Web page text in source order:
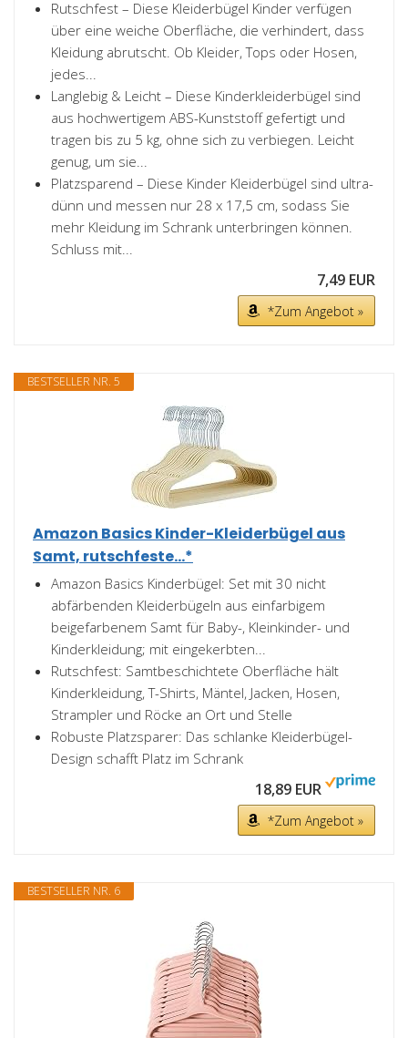
Rutschfest – Diese Kleiderbügel Kinder verfügen
über eine weiche Oberfläche, die verhindert, dass
Kleidung abrutscht. Ob Kleider, Tops oder Hosen,
jedes...
Langlebig & Leicht – Diese Kinderkleiderbügel sind
aus hochwertigem ABS-Kunststoff gefertigt und
tragen bis zu 5 kg, ohne sich zu verbiegen. Leicht
genug, um sie...
Platzsparend – Diese Kinder Kleiderbügel sind ultra-
dünn und messen nur 28 x 17,5 cm, sodass Sie
mehr Kleidung im Schrank unterbringen können.
Schluss mit...
7,49 EUR
*Zum Angebot »
BESTSELLER NR. 5
Amazon Basics Kinder-Kleiderbügel aus
Samt, rutschfeste...*
Amazon Basics Kinderbügel: Set mit 30 nicht
abfärbenden Kleiderbügeln aus einfarbigem
beigefarbenem Samt für Baby-, Kleinkinder- und
Kinderkleidung; mit eingekerbten...
Rutschfest: Samtbeschichtete Oberfläche hält
Kinderkleidung, T-Shirts, Mäntel, Jacken, Hosen,
Strampler und Röcke an Ort und Stelle
Robuste Platzsparer: Das schlanke Kleiderbügel-
Design schafft Platz im Schrank
18,89 EUR
*Zum Angebot »
BESTSELLER NR. 6